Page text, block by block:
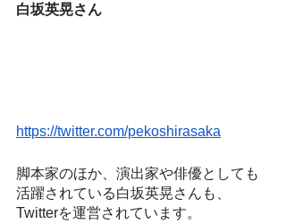
白坂英晃さん
https://twitter.com/pekoshirasaka
脚本家のほか、演出家や俳優としても
活躍されている白坂英晃さんも、
Twitterを運営されています。